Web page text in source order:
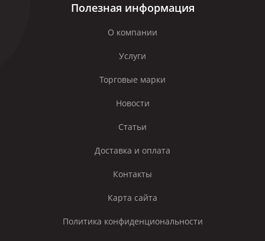
Полезная информация
О компании
Услуги
Торговые марки
Новости
Статьи
Доставка и оплата
Контакты
Карта сайта
Политика конфиденциональности